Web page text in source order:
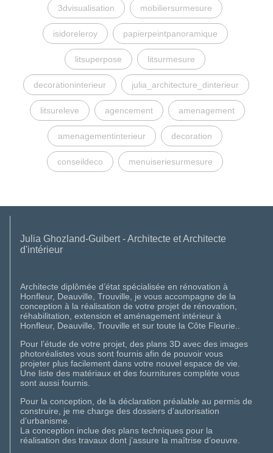
3dvisualisation mobiliersurmesure
isidoreleroy papierpeintpanoramique
litsuperpose litsurmesure
decorationinterieur julia_architecture_dinterieur
litsureleve agencement amenagement
amenagementinterieur decoration
conseildeco menuiseriesurmesure
Julia Ghozland-Guibert - Architecte et Architecte
d'intérieur
Architecte diplômée d’état spécialisée en rénovation à
Honfleur, Deauville, Trouville, je vous accompagne de la
conception à la réalisation de votre projet de rénovation,
réhabilitation, extension et aménagement intérieur à
Honfleur, Deauville, Trouville et sur toute la Côte Fleurie..
Pour l’étude de votre projet, des plans 3D avec des images
photoréalistes vous sont fournis afin de pouvoir vous
projeter plus facilement dans votre nouvel espace de vie.
Une liste des matériaux et des fournitures complète vous
sont aussi fournis.
Pour la conception, de la déclaration préalable au permis de
construire, je me charge des dossiers d’autorisation
d’urbanisme.
La conception inclue des plans techniques pour la
réalisation des travaux dont j’assure la maîtrise d’oeuvre.